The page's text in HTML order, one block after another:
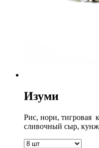
Изуми
Рис, нори, тигровая
сливочный сыр,